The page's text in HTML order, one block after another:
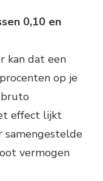
0,10 en
kan dat een
op je
bruto
effect lijkt
samengestelde
vermogen